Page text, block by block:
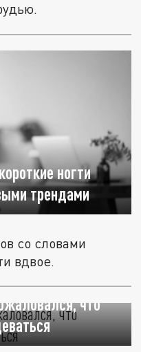
ногти
трендами
со словами
вдвое.
что